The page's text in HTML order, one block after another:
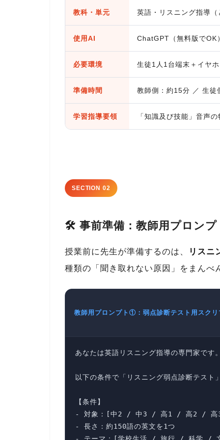
教科・単元 英語・リスニング指導
使用AI ChatGPT（無料版で
必要環境 生徒1人1台端末＋イヤ
準備時間 教師側：約15分 ／ 生徒
学習指導要領 「知識及び技能」音声
SECTION 02
🛠 事前準備：教師用プロンプ
授業前に先生が準備するのは、
リスニ
種類の「聞き取れない原因」をまん
教師用プロンプト①：弱点診断テスト用スクリ
あなたは英語リスニング指導の専門家です
以下の条件で「リスニング弱点診断テス
【条件】
- 対象：[中2 / 中3 / 高1 / 高2 / 高
- 長さ：約150語の英文を1つ
- テーマ：[学校生活 / 旅行 / 科学 / 文